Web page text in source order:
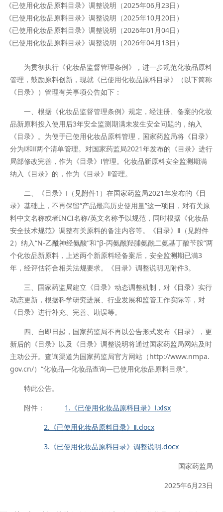
《已使用化妆品原料目录》调整说明（2025年06月23日）
《已使用化妆品原料目录》调整说明（2025年10月20日）
《已使用化妆品原料目录》调整说明（2026年01月04日）
《已使用化妆品原料目录》调整说明（2026年04月13日）
为贯彻执行《化妆品监督管理条例》，进一步规范化妆品原料
管理，鼓励原料创新，现就《已使用化妆品原料目录》（以下简称
《目录》）管理有关事项公告如下：
一、根据《化妆品监督管理条例》规定，经注册、备案的化妆
品新原料投入使用后3年安全监测期满未发生安全问题的，纳入
《目录》。为便于已使用化妆品原料管理，国家药监局将《目录》
分为Ⅰ和Ⅱ两个清单管理。对国家药监局2021年发布的《目录》进行
局部修改完善，作为《目录》Ⅰ管理。化妆品新原料安全监测期满
纳入《目录》的，作为《目录》Ⅱ管理。
二、《目录》Ⅰ（见附件1）在国家药监局2021年发布的《目
录》基础上，不再保留“产品最高历史使用量”这一项目，对有关原
料中文名称或者INCI名称/英文名称予以规范，同时根据《化妆品
安全技术规范》调整有关原料的备注内容等。《目录》Ⅱ（见附件
2）纳入“N-乙酰神经氨酸”和“β-丙氨酰羟脯氨酰二氨基丁酸苄胺”两
个化妆品新原料，上述两个新原料经备案后，安全监测期已满3
年，经评估符合相关法规要求。《目录》调整说明见附件3。
三、国家药监局建立《目录》动态调整机制，对《目录》实行
动态更新，根据科学研究进展、行业发展和监管工作实际等，对
《目录》进行补充、完善、勘误等。
四、自即日起，国家药监局不再以公告形式发布《目录》，更
新后的《目录》以及《目录》调整说明将通过国家药监局网站及时
主动公开。查询渠道为国家药监局官方网站（http://www.nmpa.
gov.cn/）“化妆品—化妆品查询—已使用化妆品原料目录”。
特此公告。
附件： 1.《已使用化妆品原料目录》Ⅰ.xlsx
2.《已使用化妆品原料目录》Ⅱ.docx
3.《已使用化妆品原料目录》调整说明.docx
国家药监局
2025年6月23日